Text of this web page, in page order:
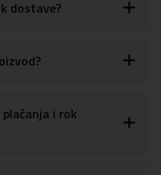
kao i postavkama za
dostave?
i rok